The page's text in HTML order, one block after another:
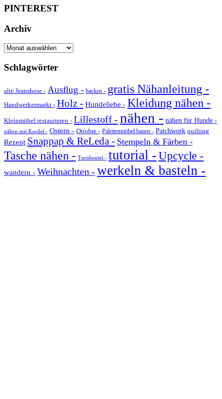
PINTEREST
Archiv
Archiv
Schlagwörter
alte Jeanshose - Ausflug - backen - gratis Nähanleitung -
Handwerkermarkt - Holz - Hundeliebe - Kleidung nähen -
Kleinmöbel restaurieren - Lillestoff - nähen - nähen für Hunde -
nähen mit Kordel - Ostern - Ottobre - Palettenmöbel bauen - Patchwork quilting
Rezept Snappap & ReLeda - Stempeln & Färben -
Tasche nähen - Turnbeutel - tutorial -Upcycle -
wandern - Weihnachten - werkeln & basteln -